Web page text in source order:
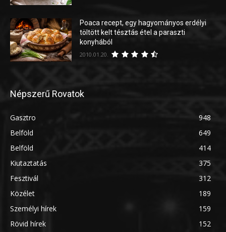
Poaca recept, egy hagyományos erdélyi
töltött kelt tésztás étel a paraszti
konyhából
2010.01.20.
Népszerű Rovatok
Gasztro
948
Belföld
649
Belföld
414
Kiutaztatás
375
Fesztivál
312
Közélet
189
Személyi hírek
159
Rövid hírek
152